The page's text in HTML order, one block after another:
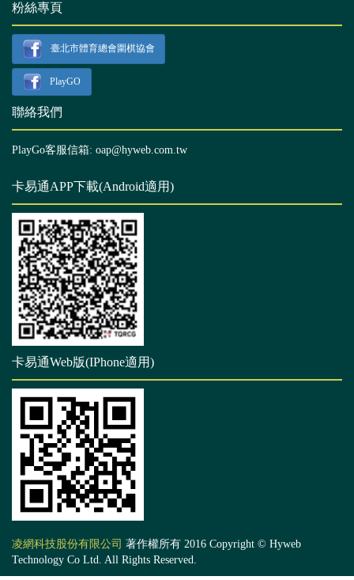
粉絲專頁
臺北市體育總會圍棋協會
PlayGO
聯絡我們
PlayGo客服信箱: oap@hyweb.com.tw
卡易通APP下載(Android適用)
卡易通Web版(IPhone適用)
凌網科技股份有限公司 著作權所有 2016 Copyright © Hyweb
Technology Co Ltd. All Rights Reserved.